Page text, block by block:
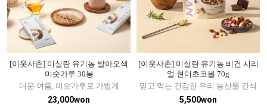
[이웃사촌] 미실란 유기농 발아오색
미숫가루 30봉
더운 여름, 미숫가루로 가볍게
23,000won
[이웃사촌] 미실란 유기농 비건 시리
얼 현미초코볼 70g
믿고 먹는 건강한 우리 농산물 간식
5,500won